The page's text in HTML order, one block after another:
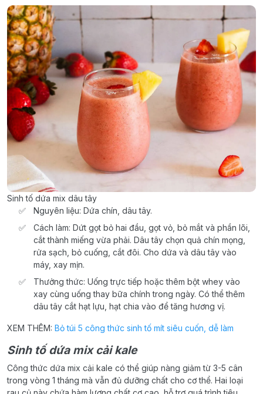
Sinh tố dứa mix dâu tây
Nguyên liệu: Dứa chín, dâu tây.
Cách làm: Dứt gọt bỏ hai đầu, gọt vỏ, bỏ mắt và phần lõi,
cắt thành miếng vừa phải. Dâu tây chọn quả chín mọng,
rửa sạch, bỏ cuống, cắt đôi. Cho dứa và dâu tây vào
máy, xay mịn.
Thưởng thức: Uống trực tiếp hoặc thêm bột whey vào
xay cùng uống thay bữa chính trong ngày. Có thể thêm
dâu tây cắt hạt lựu, hạt chia vào để tăng hương vị.
XEM THÊM: Bỏ túi 5 công thức sinh tố mít siêu cuốn, dễ làm
Sinh tố dứa mix cải kale
Công thức dứa mix cải kale có thể giúp nàng giảm từ 3-5 cân
trong vòng 1 tháng mà vẫn đủ dưỡng chất cho cơ thể. Hai loại